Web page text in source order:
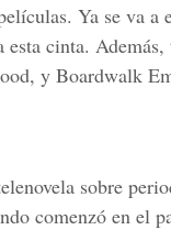
Ya se va
cinta.
y Boardwalk
sobre
comenzó en el